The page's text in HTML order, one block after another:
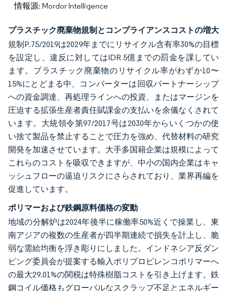
情報源: Mordor Intelligence
プラスチック廃棄物規制とコンプライアンスコストの増大
規制P.75/2019は2029年までにリサイクル含有率30%の目標
を設定し、違反に対してはIDR 5億までの罰金を課してい
ます。プラスチック廃棄物のリサイクル率がわずか10〜
15%にとどまる中、コンバーターは回収パートナーシップ
への資金調達、再処理ラインへの投資、またはマージンを
圧迫する拡張生産者責任賦課金の支払いを余儀なくされて
います。大統領令第97/2017号は2030年からいくつかの使
い捨て製品を禁止することで圧力を強め、代替材料の研究
開発を加速させています。大手多国籍企業は規模によって
これらのコストを吸収できますが、中小の国内企業はキャ
ッシュフローの逼迫リスクにさらされており、業界再編を
促進しています。
ポリマーおよび鉄鋼原料価格の変動
地域の分解炉は2024年後半に稼働率50%近くで操業し、東
南アジアの複数の生産者が四半期連続で損失を計上し、脆
弱な需給均衡を浮き彫りにしました。インドネシア反ダン
ピング委員会が提案する輸入ポリプロピレンコポリマーへ
の最大29.01%の関税は特殊樹脂コストを引き上げます。鉄
鋼コイル価格もグローバルなスクラップ不足とエネルギー